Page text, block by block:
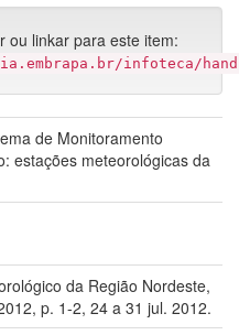
ou linkar para este item:
infoteca/
de Monitoramento
estações meteorológicas da
da Região Nordeste,
p. 1-2, 24 a 31 jul. 2012.